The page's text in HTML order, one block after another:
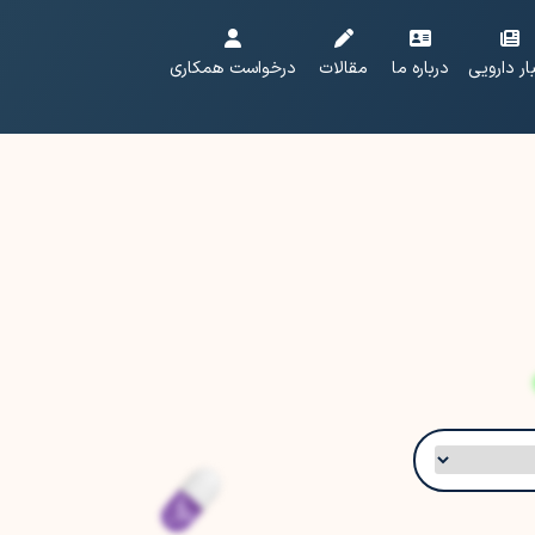
دارویی درباره ما مقالات درخواست همکاری